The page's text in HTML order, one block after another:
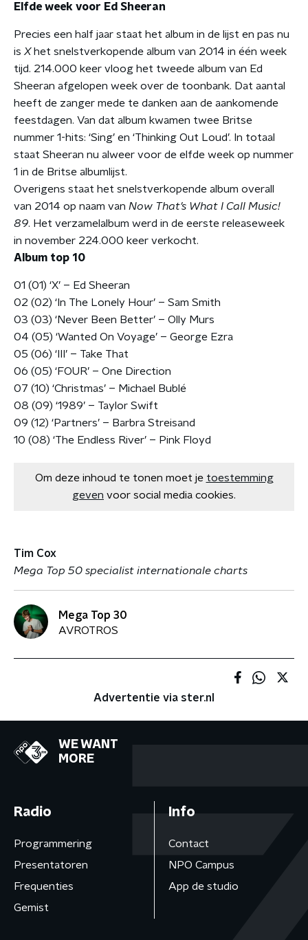
Elfde week voor Ed Sheeran
Precies een half jaar staat het album in de lijst en pas nu
is Xhet snelstverkopende album van 2014 in één week
tijd. 214.000 keer vloog het tweede album van Ed
Sheeran afgelopen week over de toonbank. Dat aantal
heeft de zanger mede te danken aan de aankomende
feestdagen. Van dat album kwamen twee Britse
nummer 1-hits: ‘Sing’ en ‘Thinking Out Loud’. In totaal
staat Sheeran nu alweer voor de elfde week op nummer
1 in de Britse albumlijst.
Overigens staat het snelstverkopende album overall
van 2014 op naam van Now That’s What I Call Music!
89. Het verzamelalbum werd in de eerste releaseweek
in november 224.000 keer verkocht.
Album top 10
01 (01) ‘X’ – Ed Sheeran
02 (02) ‘In The Lonely Hour’ – Sam Smith
03 (03) ‘Never Been Better’ – Olly Murs
04 (05) ‘Wanted On Voyage’ – George Ezra
05 (06) ‘III’ – Take That
06 (05) ‘FOUR’ – One Direction
07 (10) ‘Christmas’ – Michael Bublé
08 (09) ‘1989’ – Taylor Swift
09 (12) ‘Partners’ – Barbra Streisand
10 (08) ‘The Endless River’ – Pink Floyd
Om deze inhoud te tonen moet je toestemming
geven voor social media cookies.
Tim Cox
Mega Top 50 specialist internationale charts
Mega Top 30
AVROTROS
Advertentie via ster.nl
WE WANT
MORE
Radio
Programmering
Presentatoren
Frequenties
Gemist
Info
Contact
NPO Campus
App de studio